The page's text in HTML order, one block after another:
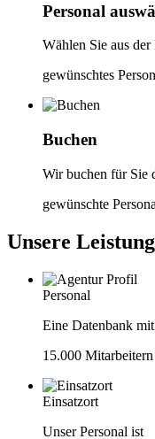
Personal
Wählen Sie aus
gewünschtes
Buchen
Wir buchen für Sie
gewünschte
Unsere
Personal
Eine Datenbank
15.000
Einsatzort
Unser Personal ist